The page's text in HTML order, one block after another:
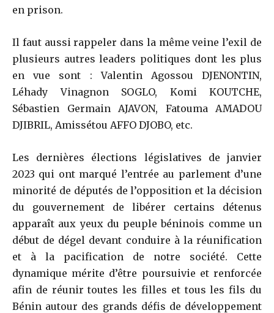
en prison.
Il faut aussi rappeler dans la même veine l’exil de
plusieurs autres leaders politiques dont les plus
en vue sont : Valentin Agossou DJENONTIN,
Léhady Vinagnon SOGLO, Komi KOUTCHE,
Sébastien Germain AJAVON, Fatouma AMADOU
DJIBRIL, Amissétou AFFO DJOBO, etc.
Les dernières élections législatives de janvier
2023 qui ont marqué l’entrée au parlement d’une
minorité de députés de l’opposition et la décision
du gouvernement de libérer certains détenus
apparaît aux yeux du peuple béninois comme un
début de dégel devant conduire à la réunification
et à la pacification de notre société. Cette
dynamique mérite d’être poursuivie et renforcée
afin de réunir toutes les filles et tous les fils du
Bénin autour des grands défis de développement